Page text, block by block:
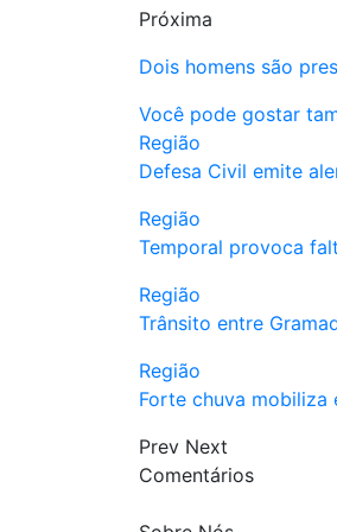
Próxima
Dois homens são
Você pode gostar
Região
Defesa Civil emite
Região
Temporal provoca
Região
Trânsito entre
Região
Forte chuva mobiliza
Prev Next
Comentários